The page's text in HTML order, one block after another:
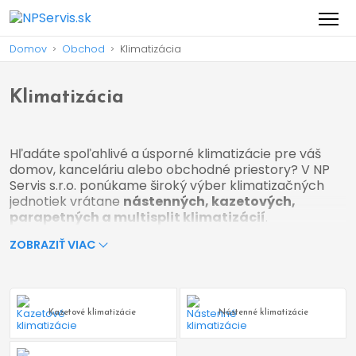
Domov > Obchod > Klimatizácia
Klimatizácia
Hľadáte spoľahlivé a úsporné klimatizácie pre váš
domov, kanceláriu alebo obchodné priestory? V NP
Servis s.r.o. ponúkame široký výber klimatizačných
jednotiek vrátane nástenných, kazetových,
parapetných a multisplit klimatizácií
poradenstva, predaja, profesionálnej inštalácie
Typy klimatizácií, ktoré ponúkame:
✅Nástenné klimatizácie
ZOBRAZIŤ VIAC
Kazetové klimatizácie Nástenné klimatizácie